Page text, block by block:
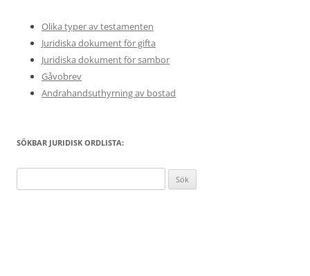
Olika typer av testamenten
Juridiska dokument för gifta
Juridiska dokument för sambor
Gåvobrev
Andrahandsuthyrning av bostad
SÖKBAR JURIDISK ORDLISTA:
efter: